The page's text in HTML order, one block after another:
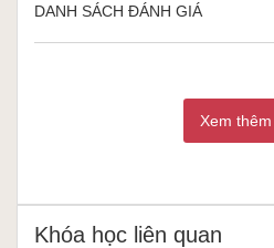
DANH SÁCH ĐÁNH GIÁ
Xem thêm
Khóa học liên quan